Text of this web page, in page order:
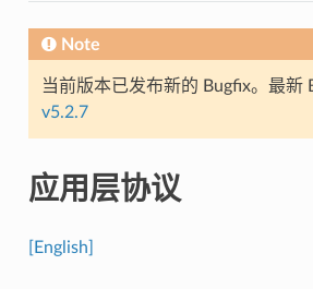
Note
当前版本已发布新的 Bugfix。最新
v5.2.7
应用层协议
[English]